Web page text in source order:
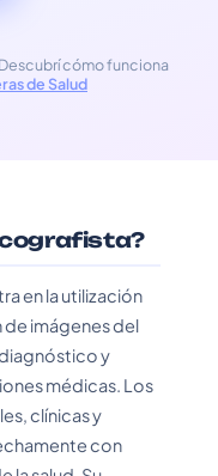
Descubrí cómo funciona
de Salud
en la utilización
imágenes del
y
médicas. Los
clínicas y
con